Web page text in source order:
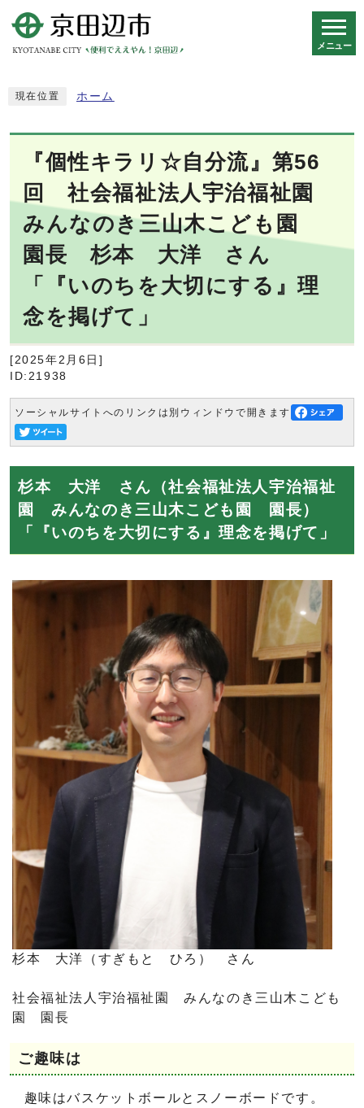
メニュー
現在位置 ホーム
『個性キラリ☆自分流』第56
回 社会福祉法人宇治福祉園
みんなのき三山木こども園
園長 杉本 大洋 さん
「『いのちを大切にする』理
念を掲げて」
[2025年2月6日]
ID:21938
ソーシャルサイトへのリンクは別ウィンドウで開きます
杉本 大洋 さん（社会福祉法人宇治福祉
園 みんなのき三山木こども園 園長）
「『いのちを大切にする』理念を掲げて」
杉本 大洋（すぎもと ひろ） さん
社会福祉法人宇治福祉園 みんなのき三山木こども
園 園長
ご趣味は
趣味はバスケットボールとスノーボードです。